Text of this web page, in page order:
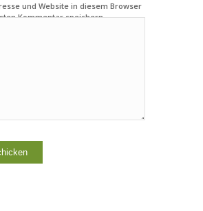
und Website in diesem Browser
Kommentar speichern.